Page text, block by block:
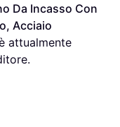
Da Incasso Con
Acciaio
attualmente